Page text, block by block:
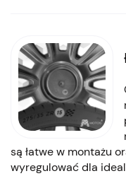
są łatwe w montażu
wyregulować dla